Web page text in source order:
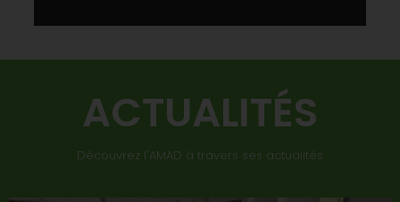
ACTUALITÉS
Découvrez l'AMAD à travers ses actualités